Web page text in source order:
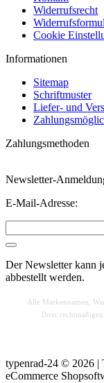
Widerrufsrecht
Cookie
Informationen
Sitemap
Schriftmuster
Liefer- und
Zahlungsmethoden
Newsletter-
E-Mail-Adresse:
Der Newsletter kann
abbestellt werden.
Alle Markennamen,
Ihrer
typenrad-24 © 2026 |
eCommerce